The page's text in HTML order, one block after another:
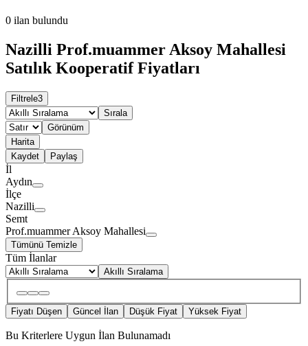
0 ilan bulundu
Nazilli Prof.muammer Aksoy Mahallesi
Satılık Kooperatif Fiyatları
Filtrele3
Sırala
Görünüm
Harita
Kaydet
Paylaş
İl
Aydın
İlçe
Nazilli
Semt
Prof.muammer Aksoy Mahallesi
Tümünü Temizle
Tüm İlanlar
Akıllı Sıralama
Fiyatı Düşen Güncel İlan Düşük Fiyat Yüksek Fiyat
Bu Kriterlere Uygun İlan Bulunamadı